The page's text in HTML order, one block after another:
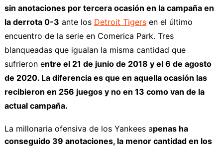
sin anotaciones por tercera ocasión en la campaña en
la derrota 0-3 ante los Detroit Tigersen el último
encuentro de la serie en Comerica Park. Tres
blanqueadas que igualan la misma cantidad que
sufrieron entre el 21 de junio de 2018 y el 6 de agosto
de 2020. La diferencia es que en aquella ocasión las
recibieron en 256 juegos y no en 13 como van de la
actual campaña.
La millonaria ofensiva de los Yankees apenas ha
conseguido 39 anotaciones, la menor cantidad en los